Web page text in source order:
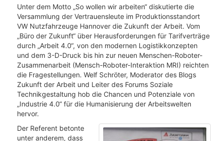
Unter dem Motto „So wollen wir arbeiten“ diskutierte die
Versammlung der Vertrauensleute im Produktionsstandort
VW Nutzfahrzeuge Hannover die Zukunft der Arbeit. Vom
„Büro der Zukunft“ über Herausforderungen für Tarifverträge
durch „Arbeit 4.0“, von den modernen Logistikkonzepten
und dem 3-D-Druck bis hin zur neuen Menschen-Roboter-
Zusammenarbeit (Mensch-Roboter-Interaktion MRI) reichten
die Fragestellungen. Welf Schröter, Moderator des Blogs
Zukunft der Arbeit und Leiter des Forums Soziale
Technikgestaltung hob die Chancen und Potenziale von
„Industrie 4.0“ für die Humanisierung der Arbeitswelten
hervor.
Der Referent betonte
unter anderem, dass